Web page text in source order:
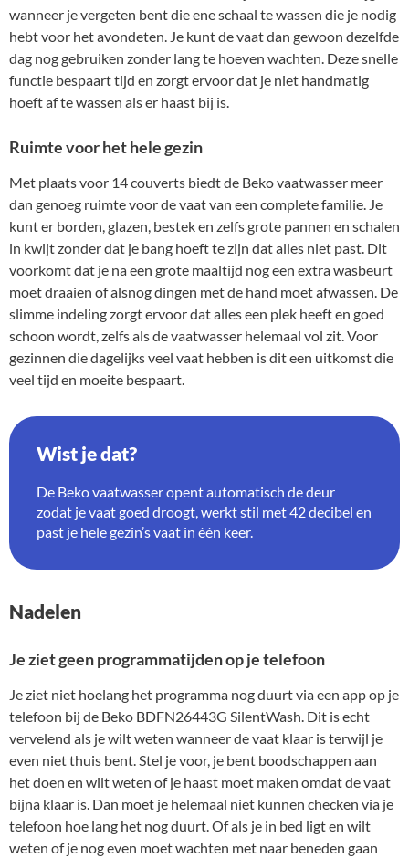
wanneer je vergeten bent die ene schaal te wassen die je nodig
hebt voor het avondeten. Je kunt de vaat dan gewoon dezelfde
dag nog gebruiken zonder lang te hoeven wachten. Deze snelle
functie bespaart tijd en zorgt ervoor dat je niet handmatig
hoeft af te wassen als er haast bij is.
Ruimte voor het hele gezin
Met plaats voor 14 couverts biedt de Beko vaatwasser meer
dan genoeg ruimte voor de vaat van een complete familie. Je
kunt er borden, glazen, bestek en zelfs grote pannen en schalen
in kwijt zonder dat je bang hoeft te zijn dat alles niet past. Dit
voorkomt dat je na een grote maaltijd nog een extra wasbeurt
moet draaien of alsnog dingen met de hand moet afwassen. De
slimme indeling zorgt ervoor dat alles een plek heeft en goed
schoon wordt, zelfs als de vaatwasser helemaal vol zit. Voor
gezinnen die dagelijks veel vaat hebben is dit een uitkomst die
veel tijd en moeite bespaart.
Wist je dat?
De Beko vaatwasser opent automatisch de deur
zodat je vaat goed droogt, werkt stil met 42 decibel en
past je hele gezin’s vaat in één keer.
Nadelen
Je ziet geen programmatijden op je telefoon
Je ziet niet hoelang het programma nog duurt via een app op je
telefoon bij de Beko BDFN26443G SilentWash. Dit is echt
vervelend als je wilt weten wanneer de vaat klaar is terwijl je
even niet thuis bent. Stel je voor, je bent boodschappen aan
het doen en wilt weten of je haast moet maken omdat de vaat
bijna klaar is. Dan moet je helemaal niet kunnen checken via je
telefoon hoe lang het nog duurt. Of als je in bed ligt en wilt
weten of je nog even moet wachten met naar beneden gaan